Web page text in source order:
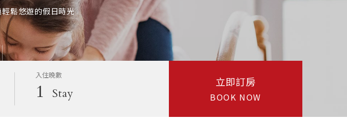
鬆悠遊的假日時光
入住晚數
1 Stay
立即訂房
BOOK NOW